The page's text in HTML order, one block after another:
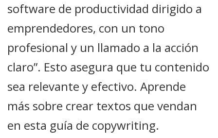
software de productividad dirigido a
emprendedores, con un tono
profesional y un llamado a la acción
claro”. Esto asegura que tu contenido
sea relevante y efectivo. Aprende
más sobre crear textos que vendan
en esta guía de copywriting.